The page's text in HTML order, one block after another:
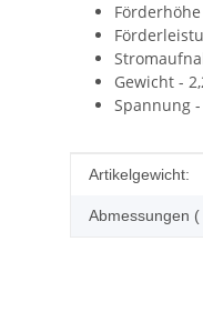
Gewicht -
Spannung -
Wert
Artikelgewicht:
Abmessungen